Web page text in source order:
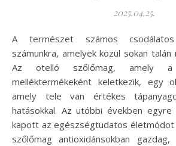
2025.04.25.
A természet számos csodálatos ajándékot kínál
számunkra, amelyek közül sokan
Az otelló szőlőmag, amely a
melléktermékeként keletkezik, egy
amely tele van értékes
hatásokkal. Az utóbbi években
kapott az egészségtudatos életmódot
szőlőmag antioxidánsokban